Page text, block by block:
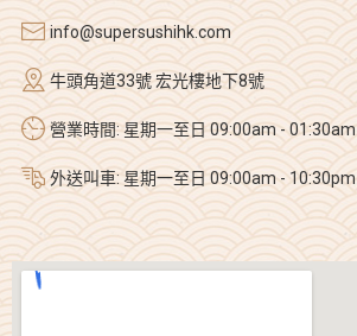
info@supersushihk.com
牛頭角道33號 宏光樓地下8號
營業時間: 星期一至日 09:00am - 01:30am
外送叫車: 星期一至日 09:00am - 10:30pm